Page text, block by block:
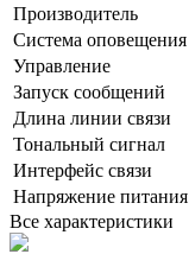
Производитель
Система оповещения
Управление
Запуск сообщений
Длина линии связи
Тональный сигнал
Интерфейс связи
Напряжение питания
Все характеристики